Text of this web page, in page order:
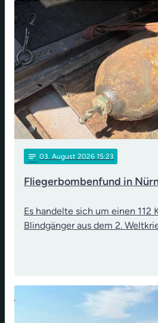
notes 03 . August 2026 15:23
Fliegerbombenfund in
Es handelte sich um einen 112
Blindgänger aus dem 2.